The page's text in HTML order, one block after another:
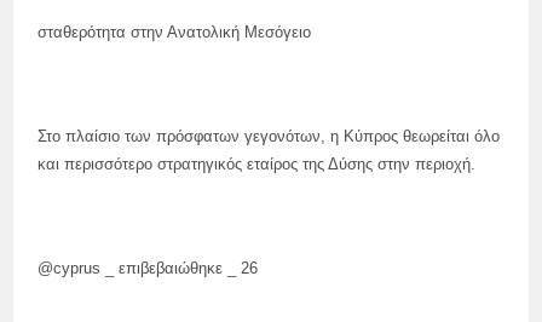
σταθερότητα στην Ανατολική Μεσόγειο
Στο πλαίσιο των πρόσφατων γεγονότων, η Κύπρος θεωρείται όλο
και περισσότερο στρατηγικός εταίρος της Δύσης στην περιοχή.
@cyprus _ επιβεβαιώθηκε _ 26